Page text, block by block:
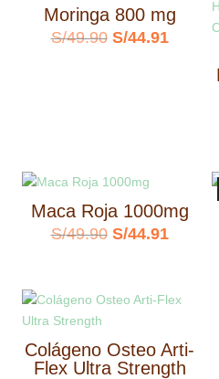
Moringa 800 mg
S/49.90 El
S/44.91El
Maca Roja 1000mg
S/49.90 El
S/49.90.
S/44.91El
S/44.91.
Colágeno Osteo Arti-
Flex Ultra Strength